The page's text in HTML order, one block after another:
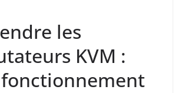
les
KVM :